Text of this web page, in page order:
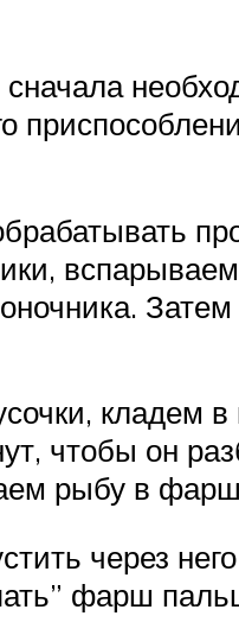
кладем
чтобы он
рыбу в
через
фарш